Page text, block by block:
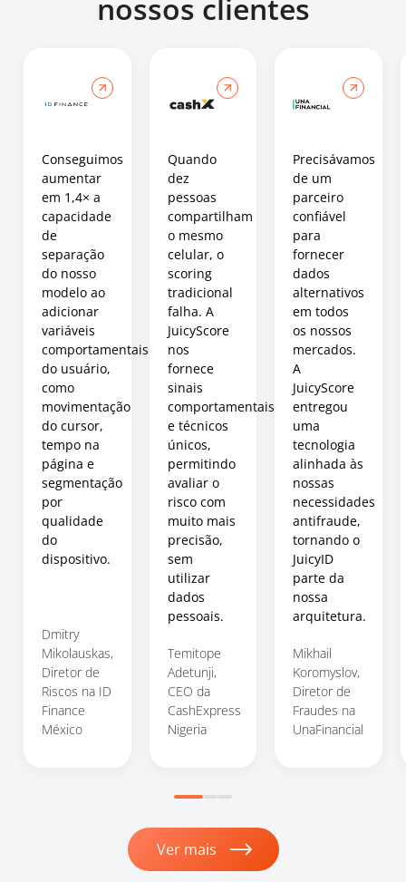
nossos clientes
Conseguimos
aumentar
em 1,4× a
capacidade
de
separação
do nosso
modelo ao
adicionar
variáveis
comportamentais
do usuário,
como
movimentação
do cursor,
tempo na
página e
segmentação
por
qualidade
do
dispositivo.
Dmitry
Mikolauskas,
Diretor de
Riscos na ID
Finance
México
Quando
dez
pessoas
compartilham
o mesmo
celular, o
scoring
tradicional
falha. A
JuicyScore
nos
fornece
sinais
comportamentais
e técnicos
únicos,
permitindo
avaliar o
risco com
muito mais
precisão,
sem
utilizar
dados
pessoais.
Temitope
Adetunji,
CEO da
CashExpress
Nigeria
Precisávamos
de um
parceiro
confiável
para
fornecer
dados
alternativos
em todos
os nossos
mercados.
A
JuicyScore
entregou
uma
tecnologia
alinhada às
nossas
necessidades
antifraude,
tornando o
JuicyID
parte da
nossa
arquitetura.
Mikhail
Koromyslov,
Diretor de
Fraudes na
UnaFinancial
Ver mais